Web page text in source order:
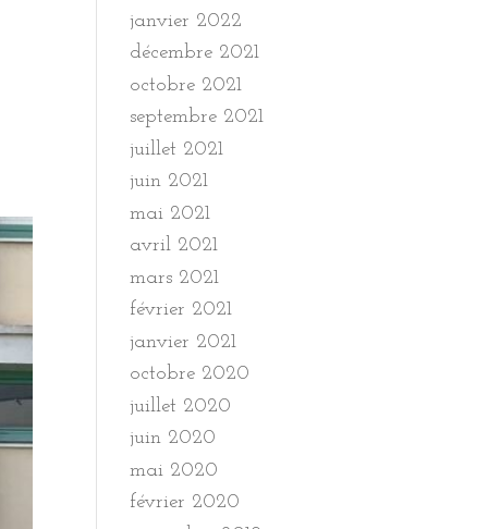
janvier 2022
décembre 2021
octobre 2021
septembre 2021
juillet 2021
juin 2021
mai 2021
avril 2021
mars 2021
février 2021
janvier 2021
octobre 2020
juillet 2020
juin 2020
mai 2020
février 2020